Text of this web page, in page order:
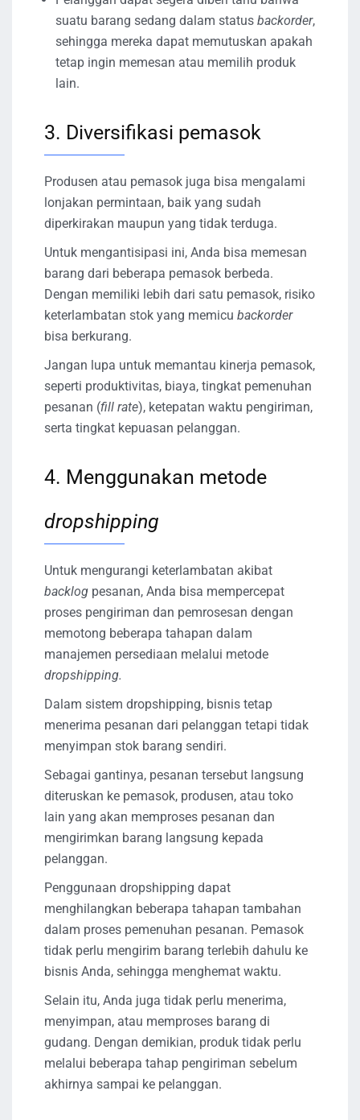
suatu barang sedang dalam status backorder,
sehingga mereka dapat memutuskan apakah
tetap ingin memesan atau memilih produk
lain.
3. Diversifikasi pemasok
Produsen atau pemasok juga bisa mengalami
lonjakan permintaan, baik yang sudah
diperkirakan maupun yang tidak terduga.
Untuk mengantisipasi ini, Anda bisa memesan
barang dari beberapa pemasok berbeda.
Dengan memiliki lebih dari satu pemasok, risiko
keterlambatan stok yang memicu backorder
bisa berkurang.
Jangan lupa untuk memantau kinerja pemasok,
seperti produktivitas, biaya, tingkat pemenuhan
pesanan (fill rate), ketepatan waktu pengiriman,
serta tingkat kepuasan pelanggan.
4. Menggunakan metode
dropshipping
Untuk mengurangi keterlambatan akibat
backlog pesanan, Anda bisa mempercepat
proses pengiriman dan pemrosesan dengan
memotong beberapa tahapan dalam
manajemen persediaan melalui metode
dropshipping.
Dalam sistem dropshipping, bisnis tetap
menerima pesanan dari pelanggan tetapi tidak
menyimpan stok barang sendiri.
Sebagai gantinya, pesanan tersebut langsung
diteruskan ke pemasok, produsen, atau toko
lain yang akan memproses pesanan dan
mengirimkan barang langsung kepada
pelanggan.
Penggunaan dropshipping dapat
menghilangkan beberapa tahapan tambahan
dalam proses pemenuhan pesanan. Pemasok
tidak perlu mengirim barang terlebih dahulu ke
bisnis Anda, sehingga menghemat waktu.
Selain itu, Anda juga tidak perlu menerima,
menyimpan, atau memproses barang di
gudang. Dengan demikian, produk tidak perlu
melalui beberapa tahap pengiriman sebelum
akhirnya sampai ke pelanggan.